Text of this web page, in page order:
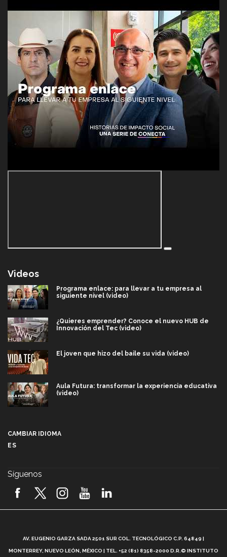
Videos
Programa enlace: para llevar a tu empresa al
siguiente nivel (video)
¿Quieres emprender? Conoce el nuevo HUB de
Innovación del Tec (video)
El joven que hizo del baile su vida (video)
Aula Futura: transformar la experiencia educativa
(video)
2026! (video)
¿Cómo es el Modelo Educativo Tec? (video)
CAMBIAR IDIOMA
ES
Síguenos
AV. EUGENIO GARZA SADA 2501 SUR COL. TECNOLÓGICO C.P. 64849 |
MONTERREY, NUEVO LEÓN, MÉXICO | TEL. +52 (81) 8358-2000 D.R.© INSTITUTO